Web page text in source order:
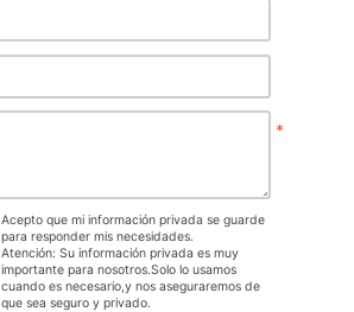
*
Acepto que mi información privada se guarde
para responder mis necesidades.
Atención: Su información privada es muy
importante para nosotros.Solo lo usamos
cuando es necesario,y nos aseguraremos de
que sea seguro y privado.